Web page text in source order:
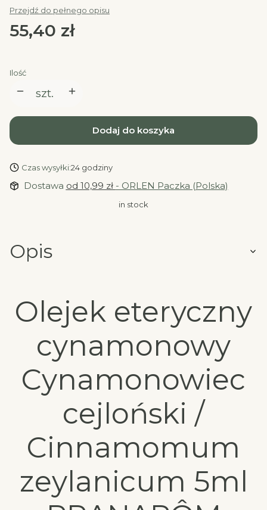
Przejdź do pełnego opisu
Cena
55,40 zł
Ilość
szt.
Dodaj do koszyka
Czas wysyłki:24 godziny
Dostawa od 10,99 zł - ORLEN Paczka (Polska)
in stock
Opis
Olejek eteryczny
cynamonowy
Cynamonowiec
cejloński /
Cinnamomum
zeylanicum 5ml